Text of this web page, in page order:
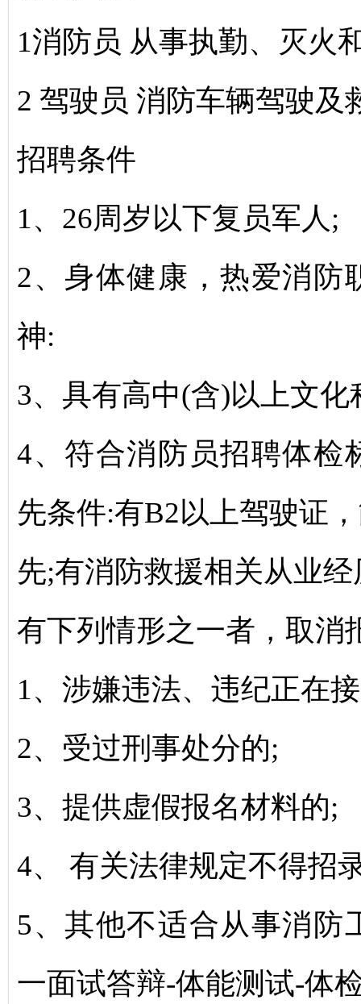
1消防员 从事执勤、灭火
2 驾驶员 消防车辆驾驶及
招聘条件
1、26周岁以下复员军人;
2、身体健康，热爱消防
神:
3、具有高中(含)以上文化
4、符合消防员招聘体检
先条件:有B2以上驾驶证
先;有消防救援相关从业
有下列情形之一者，取消
1、涉嫌违法、违纪正在
2、受过刑事处分的;
3、提供虚假报名材料的;
4、 有关法律规定不得招
5、其他不适合从事消防
一面试答辩-体能测试-体